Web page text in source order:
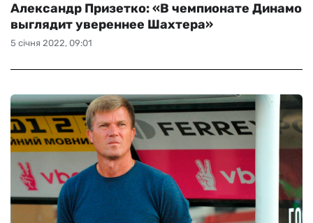
5 січня 2022, 09:01
Александр Призетко: «В чемпионате Динамо
выглядит увереннее Шахтера»